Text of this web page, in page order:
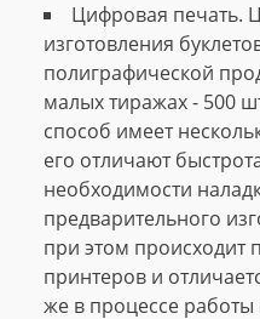
Цифровая печать.
изготовления
полиграфической
малых тиражах - 500
способ имеет
его отличают
необходимости
предварительного
при этом
принтеров и
же в процессе